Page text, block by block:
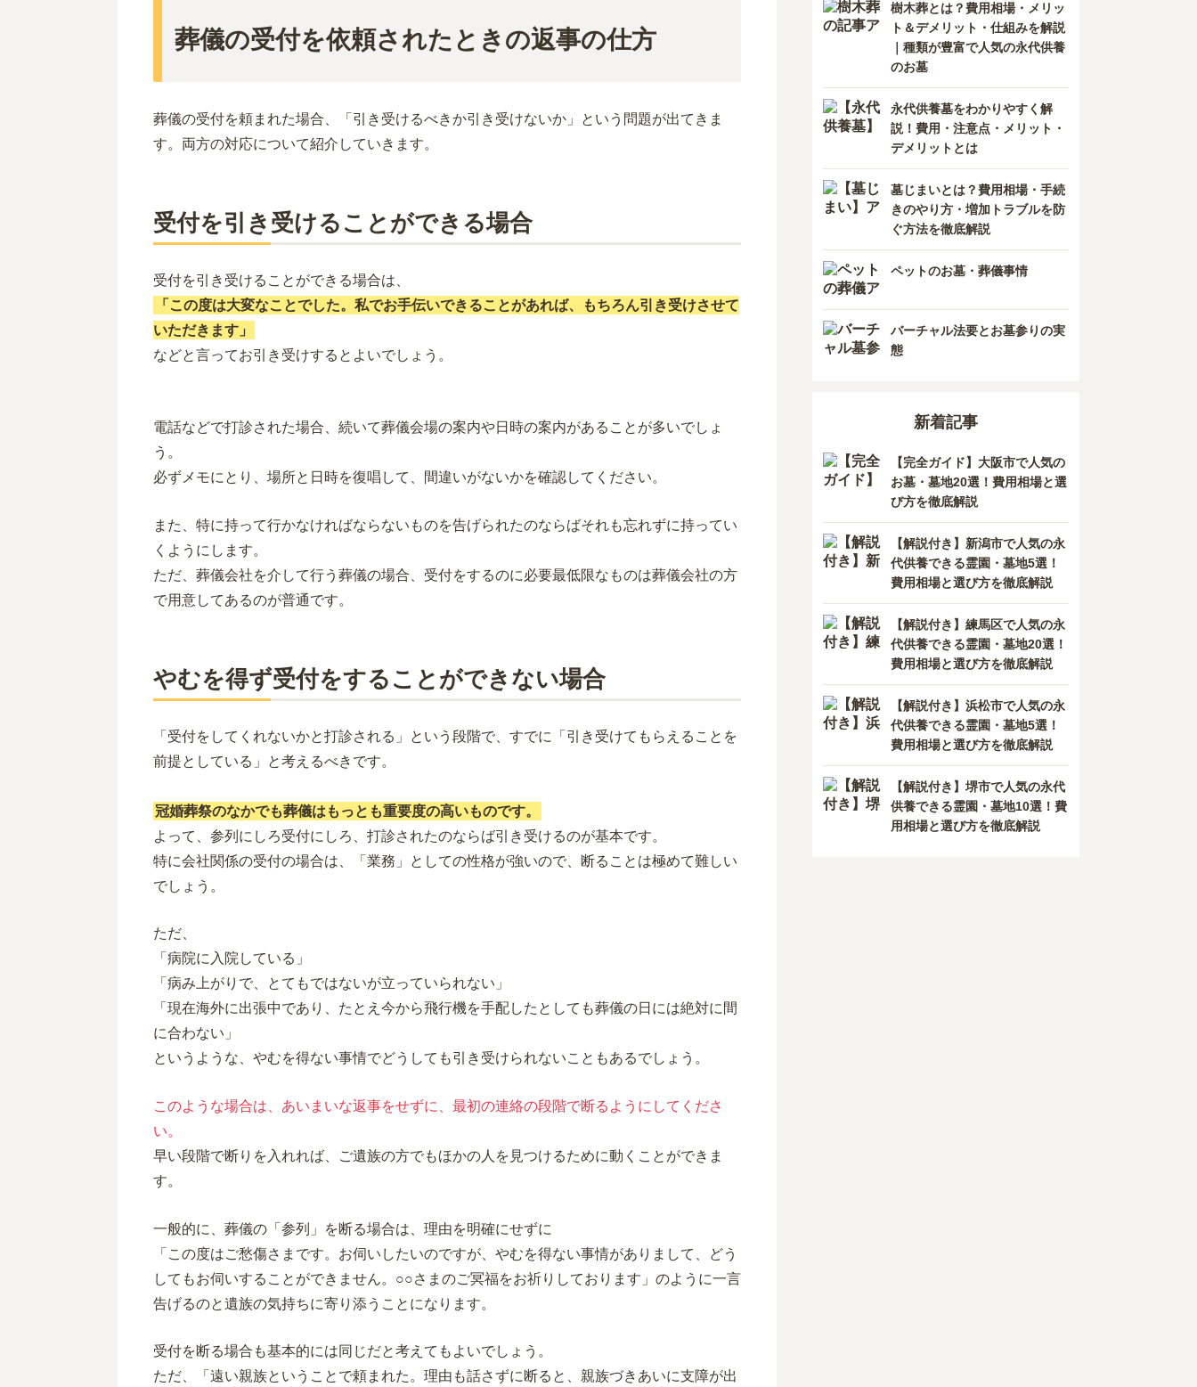
葬儀の受付を依頼されたときの返事の仕方
葬儀の受付を頼まれた場合、「引き受けるべきか引き受けないか」という問題が出てきま
す。両方の対応について紹介していきます。
受付を引き受けることができる場合
受付を引き受けることができる場合は、
「この度は大変なことでした。私でお手伝いできることがあれば、もちろん引き受けさせて
いただきます」
などと言ってお引き受けするとよいでしょう。
電話などで打診された場合、続いて葬儀会場の案内や日時の案内があることが多いでしょ
う。
必ずメモにとり、場所と日時を復唱して、間違いがないかを確認してください。
また、特に持って行かなければならないものを告げられたのならばそれも忘れずに持ってい
くようにします。
ただ、葬儀会社を介して行う葬儀の場合、受付をするのに必要最低限なものは葬儀会社の方
で用意してあるのが普通です。
やむを得ず受付をすることができない場合
「受付をしてくれないかと打診される」という段階で、すでに「引き受けてもらえることを
前提としている」と考えるべきです。
冠婚葬祭のなかでも葬儀はもっとも重要度の高いものです。
よって、参列にしろ受付にしろ、打診されたのならば引き受けるのが基本です。
特に会社関係の受付の場合は、「業務」としての性格が強いので、断ることは極めて難しい
でしょう。
ただ、
「病院に入院している」
「病み上がりで、とてもではないが立っていられない」
「現在海外に出張中であり、たとえ今から飛行機を手配したとしても葬儀の日には絶対に間
に合わない」
というような、やむを得ない事情でどうしても引き受けられないこともあるでしょう。
このような場合は、あいまいな返事をせずに、最初の連絡の段階で断るようにしてくださ
い。
早い段階で断りを入れれば、ご遺族の方でもほかの人を見つけるために動くことができま
す。
一般的に、葬儀の「参列」を断る場合は、理由を明確にせずに
「この度はご愁傷さまです。お伺いしたいのですが、やむを得ない事情がありまして、どう
してもお伺いすることができません。○○さまのご冥福をお祈りしております」のように一言
告げるのと遺族の気持ちに寄り添うことになります。
受付を断る場合も基本的には同じだと考えてもよいでしょう。
ただ、「遠い親族ということで頼まれた。理由も話さずに断ると、親族づきあいに支障が出
長野県
奈良県
島根県
香川県
高知県
宮崎県
熊本県
鹿児島県
樹木葬とは？費用相場・メリッ
ト＆デメリット・仕組みを解説
｜種類が豊富で人気の永代供養
のお墓
永代供養墓をわかりやすく解
説！費用・注意点・メリット・
デメリットとは
墓じまいとは？費用相場・手続
きのやり方・増加トラブルを防
ぐ方法を徹底解説
ペットのお墓・葬儀事情
バーチャル法要とお墓参りの実
態
新着記事
【完全ガイド】大阪市で人気の
お墓・墓地20選！費用相場と選
び方を徹底解説
【解説付き】新潟市で人気の永
代供養できる霊園・墓地5選！
費用相場と選び方を徹底解説
【解説付き】練馬区で人気の永
代供養できる霊園・墓地20選！
費用相場と選び方を徹底解説
【解説付き】浜松市で人気の永
代供養できる霊園・墓地5選！
費用相場と選び方を徹底解説
【解説付き】堺市で人気の永代
供養できる霊園・墓地10選！費
用相場と選び方を徹底解説